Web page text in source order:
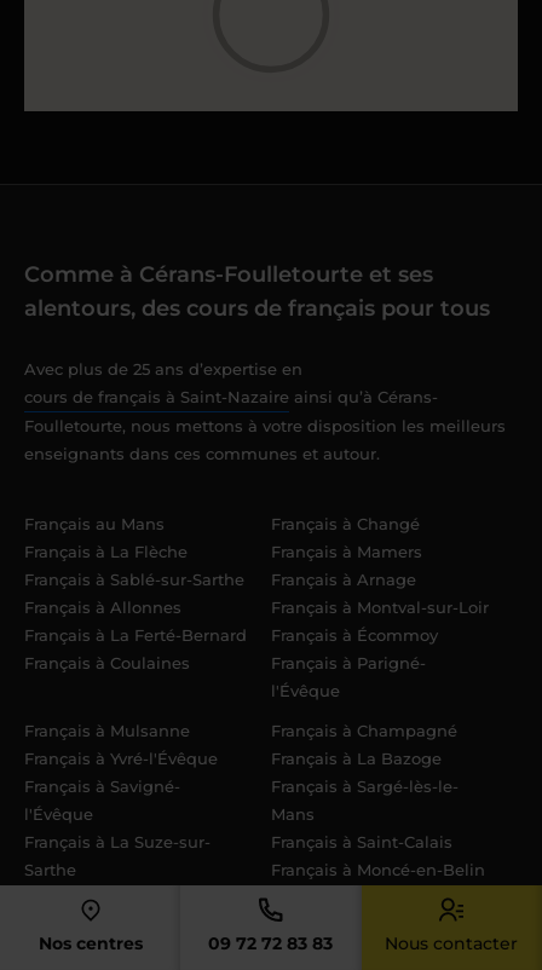
Nos centres 09 72 72 83 83 Nous contacter
Comme à Cérans-Foulletourte et ses
alentours, des cours de français pour tous
Avec plus de 25 ans d’expertise en
cours de français à Saint-Nazaire ainsi qu’à Cérans-
Foulletourte, nous mettons à votre disposition les meilleurs
enseignants dans ces communes et autour.
Français au Mans
Français à La Flèche
Français à Sablé-sur-Sarthe
Français à Allonnes
Français à La Ferté-Bernard
Français à Coulaines
Français à Changé
Français à Mamers
Français à Arnage
Français à Montval-sur-Loir
Français à Écommoy
Français à Parigné-
l'Évêque
Français à Mulsanne
Français à Yvré-l'Évêque
Français à Savigné-
l'Évêque
Français à La Suze-sur-
Sarthe
Français à Bonnétable
Français au Lude
Français à Champagné
Français à La Bazoge
Français à Sargé-lès-le-
Mans
Français à Saint-Calais
Français à Moncé-en-Belin